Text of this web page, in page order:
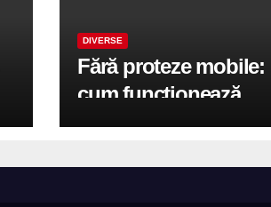
DIVERSE
Fără proteze mobile:
cum funcționează
reabilitarea completă